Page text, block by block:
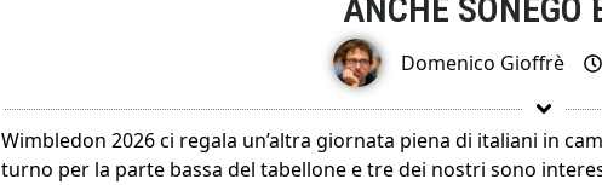
ANCHE SONEGO
Domenico Gioffrè
Wimbledon 2026 ci regala un’altra giornata piena di italiani in
turno per la parte bassa del tabellone e tre dei nostri sono